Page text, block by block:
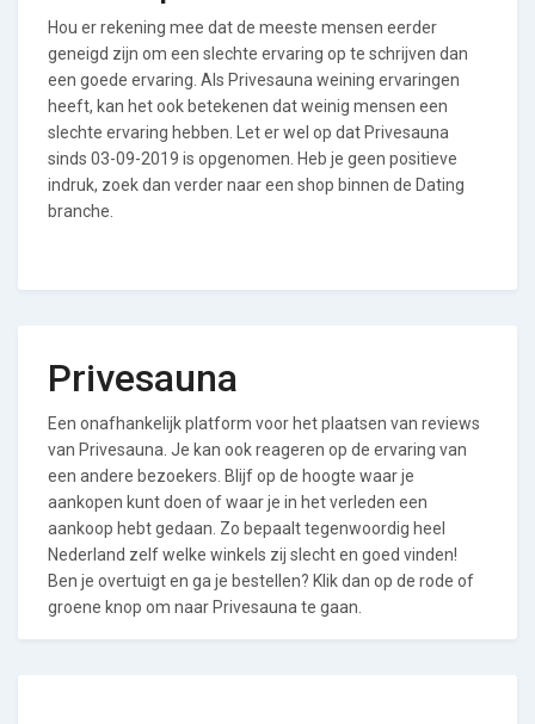
Hou er rekening mee dat de meeste mensen eerder
geneigd zijn om een slechte ervaring op te schrijven dan
een goede ervaring. Als Privesauna weining ervaringen
heeft, kan het ook betekenen dat weinig mensen een
slechte ervaring hebben. Let er wel op dat Privesauna
sinds 03-09-2019 is opgenomen. Heb je geen positieve
indruk, zoek dan verder naar een shop binnen de Dating
branche.
Privesauna
Een onafhankelijk platform voor het plaatsen van reviews
van Privesauna. Je kan ook reageren op de ervaring van
een andere bezoekers. Blijf op de hoogte waar je
aankopen kunt doen of waar je in het verleden een
aankoop hebt gedaan. Zo bepaalt tegenwoordig heel
Nederland zelf welke winkels zij slecht en goed vinden!
Ben je overtuigt en ga je bestellen? Klik dan op de rode of
groene knop om naar Privesauna te gaan.